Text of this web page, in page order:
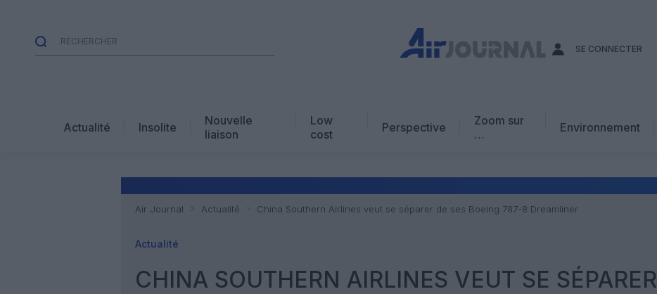
SE CONNECTER
Actualité Insolite
Nouvelle
liaison
Low
cost
Perspective
Zoom sur
…
Avis d’expert
Environnement
Air Journal Actualité China Southern Airlines veut se séparer de ses Boeing 787-8 Dreamliner
Actualité
CHINA SOUTHERN AIRLINES VEUT SE SÉPARER